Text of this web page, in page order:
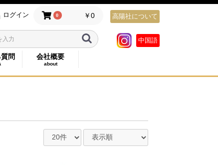
ログイン 0 ￥0 高陽社について
中国語
問 会社概要
about